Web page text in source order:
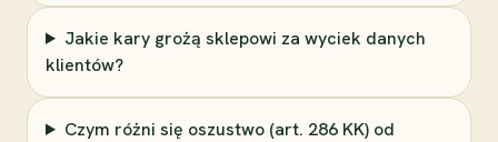
Jakie kary grożą sklepowi za wyciek danych
klientów?
Czym różni się oszustwo (art. 286 KK) od